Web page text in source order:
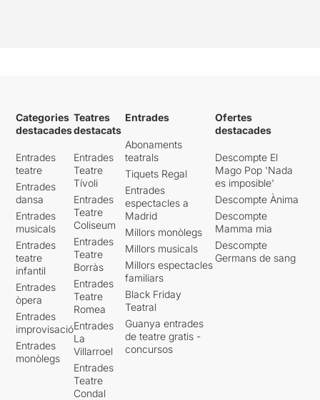
Innovador, trencador i
sense dubte generador
d'opinions divergents
En acabar vam menjar a
corre-cuita el pernil i
formatge a l'escenari.... i
cames ajudeu-me
... corrent cap al Teatre
Principal per poder veure
l'últim espectacle de la
jornada.
Per veure l'apunt original,
només heu de clicar
Categories
destacades
Entrades
teatre
Entrades
dansa
Entrades
musicals
Entrades
teatre
infantil
Entrades
òpera
Entrades
improvisació
Entrades
monòlegs
Teatres
destacats
Entrades
Teatre
Tívoli
Entrades
Teatre
Coliseum
Entrades
Teatre
Borràs
Entrades
Teatre
Romea
Entrades
La
Villarroel
Entrades
Teatre
Condal
Entrades
Abonaments
teatrals
Tiquets Regal
Entrades
espectacles a
Madrid
Millors monòlegs
Millors musicals
Millors espectacles
familiars
Black Friday
Teatral
Guanya entrades
de teatre gratis -
concursos
Ofertes
destacades
Descompte El
Mago Pop 'Nada
es imposible'
Descompte Ànima
Descompte
Mamma mia
Descompte
Germans de sang